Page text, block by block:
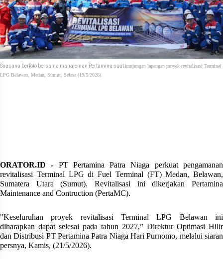
Suasana berfoto bersama manajeman Pertamina saatkunjungan lapangan proyek revitalisasi Terminal
LPG Belawan, Medan, Sumut, Selasa (19/5/2026).
ORATOR.ID - PT Pertamina Patra Niaga perkuat pengamanan
revitalisasi Terminal LPG di Fuel Terminal (FT) Medan, Belawan,
Sumatera Utara (Sumut). Revitalisasi ini dikerjakan Pertamina
Maintenance and Contruction (PertaMC).
"Keseluruhan proyek revitalisasi Terminal LPG Belawan ini
diharapkan dapat selesai pada tahun 2027,” Direktur Optimasi Hilir
dan Distribusi PT Pertamina Patra Niaga Hari Purnomo, melalui siaran
persnya, Kamis, (21/5/2026).